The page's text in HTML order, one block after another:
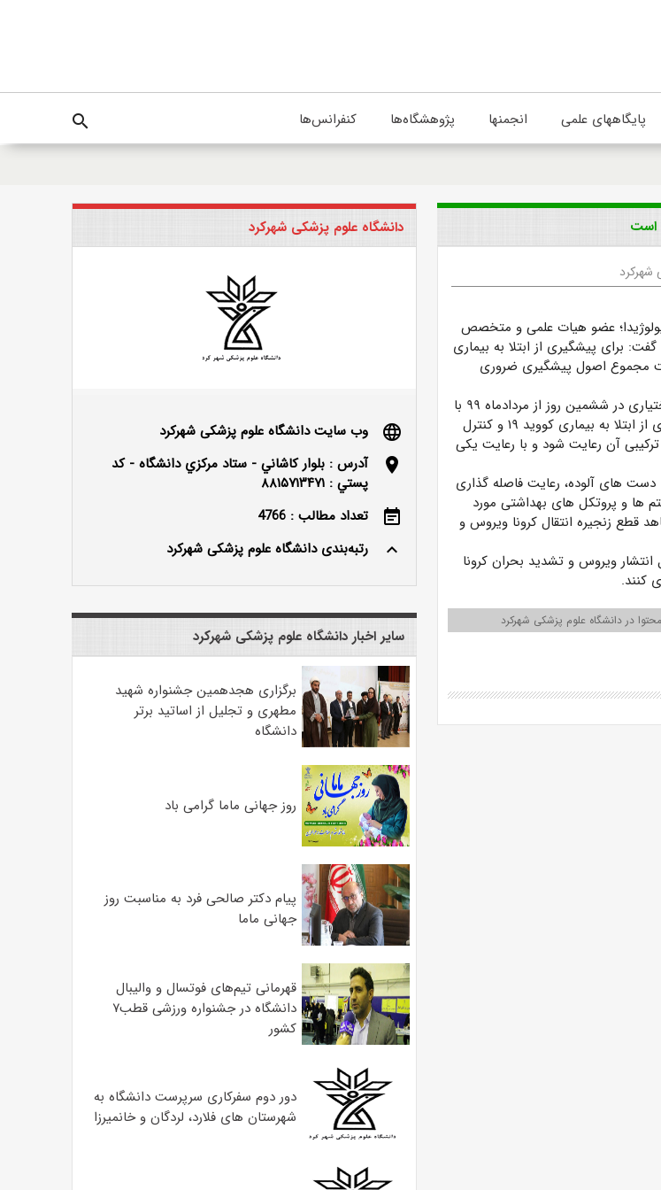
پایگاههای علمی انجمنها پژوهشگاه‌ها کنفرانس‌ها search
شهرکرد
عضو هیات علمی و متخصص
برای پیشگیری از ابتلا به بیماری
مجموع اصول پیشگیری ضروری
به گزارش وبدا؛ دکتر علی احمدی در گفت‌وگوی بخش خبری ۲۰ مرکز چهارمحال و بختیاری در ششمین روز از مردادماه ۹۹ با
محوریت ضرورت رعایت نخسه ترکیبی و توجه به همه نکات بهداشتی برای پیشگیری از ابتلا به بیماری کووید ۱۹ و کنترل
آن رعایت شود و با رعایت یکی
های آلوده، رعایت فاصله گذاری
ها و پروتکل های بهداشتی مورد
قطع زنجیره انتقال کرونا ویروس و
ویروس و تشدید بحران کرونا
کنند.
در دانشگاه علوم پزشکی شهرکرد
دانشگاه علوم پزشکی شهرکرد
language
وب سایت دانشگاه علوم پزشکی شهرکرد
location_on
آدرس : بلوار كاشاني - ستاد مركزي دانشگاه - كد
پستي : ۸۸۱۵۷۱۳۴۷۱
event_note
تعداد مطالب : 4766
keyboard_arrow_up
رتبه‌بندی دانشگاه علوم پزشکی شهرکرد
سایر اخبار دانشگاه علوم پزشکی شهرکرد
برگزاری هجدهمین جشنواره شهید
مطهری و تجلیل از اساتید برتر
دانشگاه
روز جهانی ماما گرامی باد
پیام دکتر صالحی فرد به مناسبت روز
جهانی ماما
قهرمانی تیم‌های فوتسال و والیبال
دانشگاه در جشنواره ورزشی قطب۷
کشور
دور دوم سفرکاری سرپرست دانشگاه به
شهرستان های فلارد، لردگان و خانمیرزا